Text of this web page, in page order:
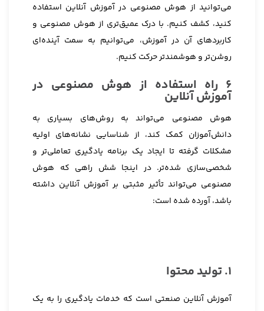
می‌توانید از هوش مصنوعی در آموزش آنلاین استفاده
کنید، کشف کنیم. با درک عمیق‌تری از هوش مصنوعی و
کاربردهای آن در آموزش، می‌توانیم به سمت آینده‌ای
روشن‌تر و هوشمندتر حرکت کنیم.
۶ راه استفاده از هوش مصنوعی در
آموزش آنلاین
هوش مصنوعی می‌تواند به روش‌های بسیاری به
دانش‌آموزان کمک کند، از شناسایی نشانه‌های اولیه
مشکلات گرفته تا ایجاد یک برنامه یادگیری تعاملی‌تر و
شخصی‌سازی شده‌تر. در اینجا شش راهی که هوش
مصنوعی می‌تواند تأثیر مثبتی بر آموزش آنلاین داشته
باشد، آورده شده است:
۱. تولید محتوا
آموزش آنلاین صنعتی است که خدمات یادگیری را به یک